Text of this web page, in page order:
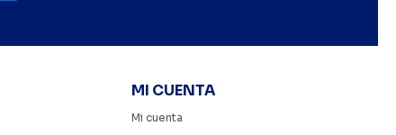
MI CUENTA
Mi cuenta